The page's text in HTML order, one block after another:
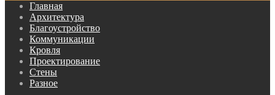
Главная
Архитектура
Благоустройство
Коммуникации
Кровля
Проектирование
Стены
Разное